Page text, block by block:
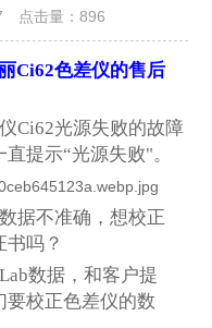
点击量： 896
Ci62色差仪的售后
Ci62光源失败的故障
提示“光源失败"。
据不准确，想校正
吗？
数据，和客户提
要校正色差仪的数